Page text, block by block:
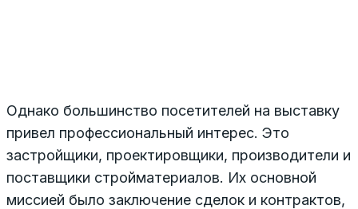
Однако большинство посетителей на выставку
привел профессиональный интерес. Это
застройщики, проектировщики, производители и
поставщики стройматериалов. Их основной
миссией было заключение сделок и контрактов,